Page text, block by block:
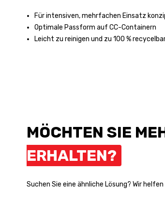
Für intensiven, mehrfachen Einsatz
Optimale Passform auf CC-Containern
Leicht zu reinigen und zu 100 %
MÖCHTEN SIE
ERHALTEN?
Suchen Sie eine ähnliche Lösung? Wir